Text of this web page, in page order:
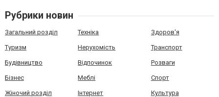
Рубрики новин
Загальний розділ Техніка Здоров'я
Туризм Нерухомість Транспорт
Будівництво Відпочинок Розваги
Бізнес Меблі Спорт
Жіночий розділ Інтернет Культура